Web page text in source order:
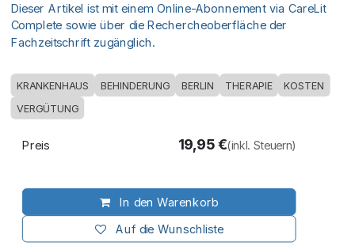
Dieser Artikel ist mit einem Online-Abonnement via CareLit
Complete sowie über die Rechercheoberfläche der
Fachzeitschrift zugänglich.
KRANKENHAUS BEHINDERUNG BERLIN THERAPIE KOSTEN
VERGÜTUNG
In den Warenkorb
Auf die Wunschliste
Preis 19,95€(inkl. Steuern)